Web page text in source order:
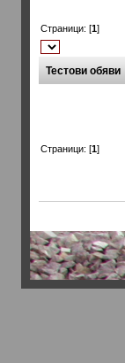
Страници: [1]
Тестови обяви
Страници: [1]